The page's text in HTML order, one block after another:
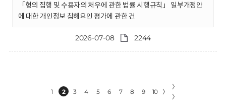
「형의 집행 및 수용자의 처우에 관한 법률 시행규칙」 일부개정안
에 대한 개인정보 침해요인 평가에 관한 건
2026-07-08 2244
1 2 3 4 5 6 7 8 9 10 〉
〉
〉